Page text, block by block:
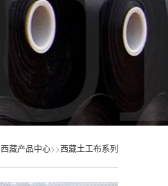
西藏产品中心>>西藏土工布系列